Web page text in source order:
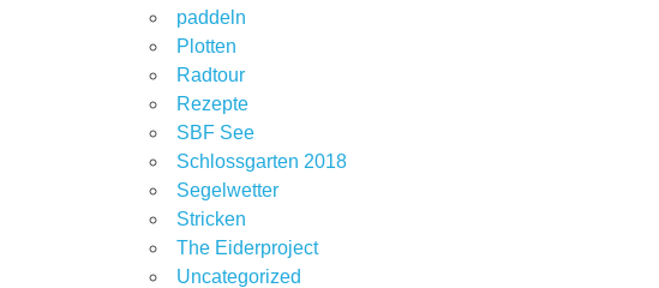
paddeln
Plotten
Radtour
Rezepte
SBF See
Schlossgarten 2018
Segelwetter
Stricken
The Eiderproject
Uncategorized